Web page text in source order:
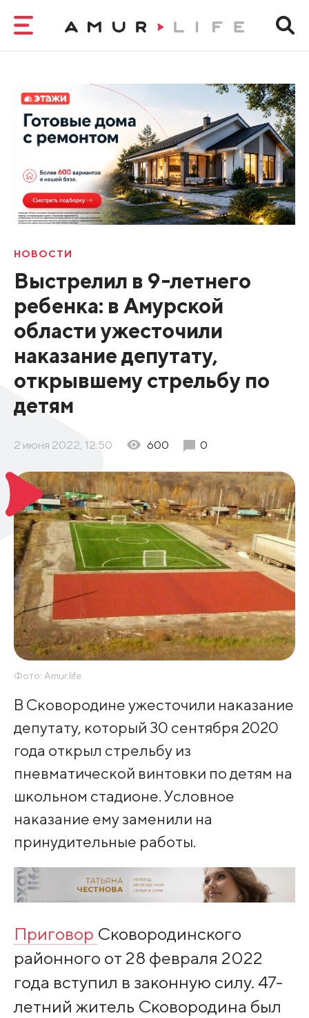
НОВОСТИ
Выстрелил в 9-летнего
ребенка: в Амурской
области ужесточили
наказание депутату,
открывшему стрельбу по
детям
2 июня 2022, 12:50 600 0
Фото: Amur.life
В Сковородине ужесточили наказание
депутату, который 30 сентября 2020
года открыл стрельбу из
пневматической винтовки по детям на
школьном стадионе. Условное
наказание ему заменили на
принудительные работы.
Приговор Сковородинского
районного от 28 февраля 2022
года вступил в законную силу. 47-
летний житель Сковородина был